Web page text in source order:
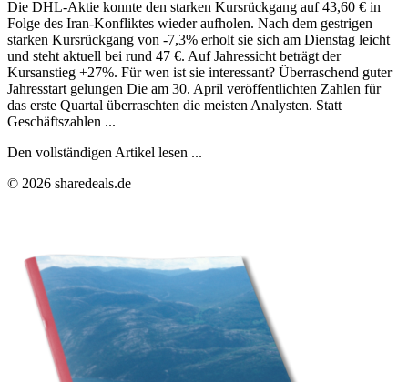
Die DHL-Aktie konnte den starken Kursrückgang auf 43,60 € in
Folge des Iran-Konfliktes wieder aufholen. Nach dem gestrigen
starken Kursrückgang von -7,3% erholt sie sich am Dienstag leicht
und steht aktuell bei rund 47 €. Auf Jahressicht beträgt der
Kursanstieg +27%. Für wen ist sie interessant? Überraschend guter
Jahresstart gelungen Die am 30. April veröffentlichten Zahlen für
das erste Quartal überraschten die meisten Analysten. Statt
Geschäftszahlen ...
Den vollständigen Artikel lesen ...
© 2026 sharedeals.de